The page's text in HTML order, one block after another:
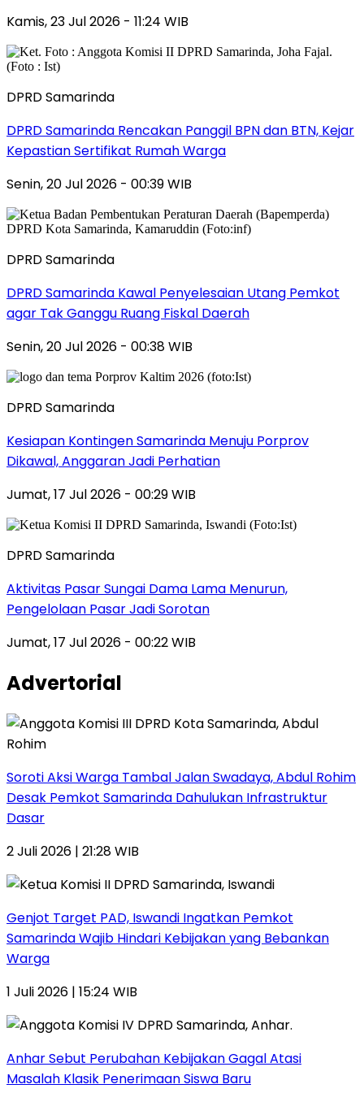
Kamis, 23 Jul 2026 - 11:24 WIB
DPRD Samarinda
DPRD Samarinda Rencakan Panggil BPN dan BTN, Kejar
Kepastian Sertifikat Rumah Warga
Senin, 20 Jul 2026 - 00:39 WIB
DPRD Samarinda
DPRD Samarinda Kawal Penyelesaian Utang Pemkot
agar Tak Ganggu Ruang Fiskal Daerah
Senin, 20 Jul 2026 - 00:38 WIB
DPRD Samarinda
Kesiapan Kontingen Samarinda Menuju Porprov
Dikawal, Anggaran Jadi Perhatian
Jumat, 17 Jul 2026 - 00:29 WIB
DPRD Samarinda
Aktivitas Pasar Sungai Dama Lama Menurun,
Pengelolaan Pasar Jadi Sorotan
Jumat, 17 Jul 2026 - 00:22 WIB
Advertorial
Soroti Aksi Warga Tambal Jalan Swadaya, Abdul Rohim
Desak Pemkot Samarinda Dahulukan Infrastruktur
Dasar
2 Juli 2026 | 21:28 WIB
Genjot Target PAD, Iswandi Ingatkan Pemkot
Samarinda Wajib Hindari Kebijakan yang Bebankan
Warga
1 Juli 2026 | 15:24 WIB
Anhar Sebut Perubahan Kebijakan Gagal Atasi
Masalah Klasik Penerimaan Siswa Baru